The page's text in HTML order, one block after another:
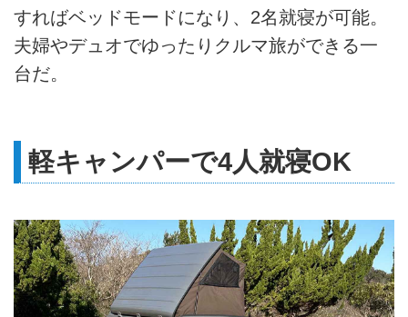
すればベッドモードになり、2名就寝が可能。
夫婦やデュオでゆったりクルマ旅ができる一
台だ。
軽キャンパーで4人就寝OK